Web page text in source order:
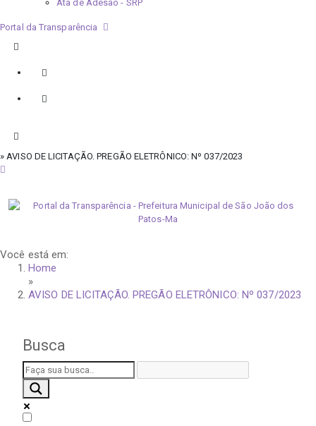
Ata de Adesão - SRP
Portal da Transparência
» AVISO DE LICITAÇÃO. PREGÃO ELETRÔNICO: Nº 037/2023
Você está em:
Home
»
AVISO DE LICITAÇÃO. PREGÃO ELETRÔNICO: Nº 037/2023
Busca